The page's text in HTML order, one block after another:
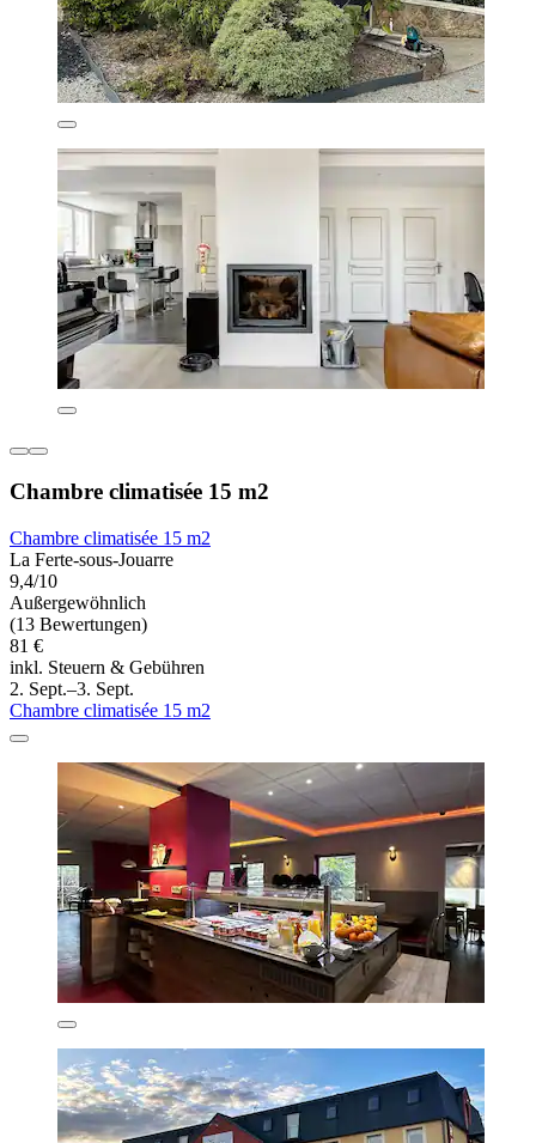
Chambre climatisée 15 m2
Chambre climatisée 15 m2
La Ferte-sous-Jouarre
9,4/10
Außergewöhnlich
(13 Bewertungen)
81 €
inkl. Steuern & Gebühren
2. Sept.–3. Sept.
Chambre climatisée 15 m2